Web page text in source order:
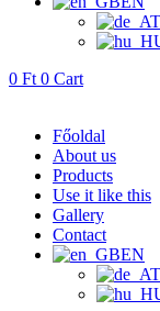
0 Ft 0 Cart
Főoldal
About us
Products
Use it like this
Gallery
Contact
EN